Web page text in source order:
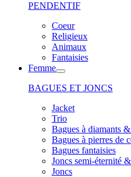
PENDENTIF
Coeur
Religieux
Animaux
Fantaisies
Femme
BAGUES ET JONCS
Jacket
Trio
Bagues à diamants
Bagues à pierres de
Bagues fantaisies
Joncs semi-éternité
Joncs